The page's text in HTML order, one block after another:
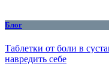
Блог
Таблетки от боли в
навредить себе